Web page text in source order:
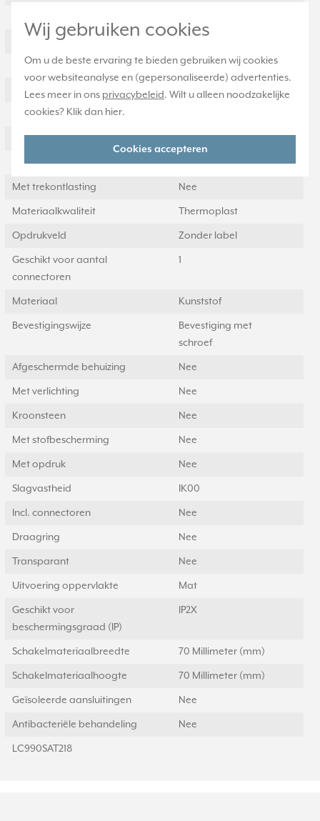
Wij gebruiken cookies
Om u de beste ervaring te bieden gebruiken wij cookies
voor websiteanalyse en (gepersonaliseerde) advertenties.
Lees meer in ons privacybeleid. Wilt u alleen noodzakelijke
cookies? Klik dan hier.
Cookies accepteren
Halogeenvrij Ja
Met klapdeksel Nee
Gebruik
Oppervlaktebescherming Gelakt
Uitvoerrichting Recht
Met trekontlasting Nee
Materiaalkwaliteit Thermoplast
Opdrukveld Zonder label
Geschikt voor aantal
connectoren
1
Materiaal Kunststof
Bevestigingswijze
Bevestiging met
schroef
Afgeschermde behuizing Nee
Met verlichting Nee
Kroonsteen Nee
Met stofbescherming Nee
Met opdruk Nee
Slagvastheid IK00
Incl. connectoren Nee
Draagring Nee
Transparant Nee
Uitvoering oppervlakte Mat
Geschikt voor
beschermingsgraad (IP)
IP2X
Schakelmateriaalbreedte 70 Millimeter (mm)
Schakelmateriaalhoogte 70 Millimeter (mm)
Geïsoleerde aansluitingen Nee
Antibacteriële behandeling Nee
LC990SAT218